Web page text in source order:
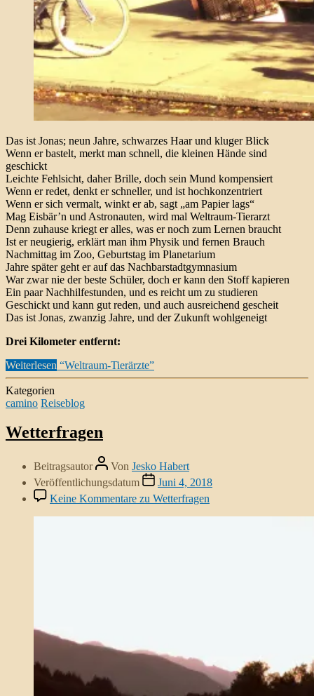
Das ist Jonas; neun Jahre, schwarzes Haar und kluger Blick
Wenn er bastelt, merkt man schnell, die kleinen Hände sind
geschickt
Leichte Fehlsicht, daher Brille, doch sein Mund kompensiert
Wenn er redet, denkt er schneller, und ist hochkonzentriert
Wenn er sich vermalt, winkt er ab, sagt „am Papier lags“
Mag Eisbär’n und Astronauten, wird mal Weltraum-Tierarzt
Denn zuhause kriegt er alles, was er noch zum Lernen braucht
Ist er neugierig, erklärt man ihm Physik und fernen Brauch
Nachmittag im Zoo, Geburtstag im Planetarium
Jahre später geht er auf das Nachbarstadtgymnasium
War zwar nie der beste Schüler, doch er kann den Stoff kapieren
Ein paar Nachhilfestunden, und es reicht um zu studieren
Geschickt und kann gut reden, und auch ausreichend gescheit
Das ist Jonas, zwanzig Jahre, und der Zukunft wohlgeneigt
Drei Kilometer entfernt:
Weiterlesen “Weltraum-Tierärzte”
Kategorien
camino Reiseblog
Wetterfragen
Beitragsautor Von Jesko Habert
Veröffentlichungsdatum
Juni 4, 2018
Keine Kommentare zu Wetterfragen